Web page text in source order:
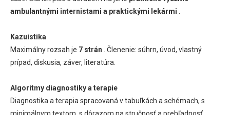
ambulantnými internistami a praktickými lekármi
Kazuistika
Maximálny rozsah je 7 strán . Členenie: súhrn, úvod, vlastný
prípad, diskusia, záver, literatúra.
Algoritmy diagnostiky a terapie
Diagnostika a terapia spracovaná v tabuľkách a schémach, s
minimálnym textom, s dôrazom na stručnosť a prehľadnosť.